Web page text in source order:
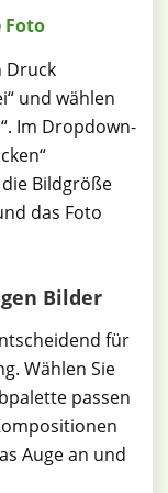
Foto
Druck
und wählen
Im Dropdown-
Bildgröße
das Foto
Bilder
für
Wählen Sie
passen
Auge an und